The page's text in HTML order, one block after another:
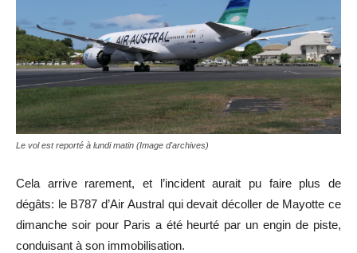
Le vol est reporté à lundi matin (Image d'archives)
Cela arrive rarement, et l’incident aurait pu faire plus de
dégâts: le B787 d’Air Austral qui devait décoller de Mayotte ce
dimanche soir pour Paris a été heurté par un engin de piste,
conduisant à son immobilisation.